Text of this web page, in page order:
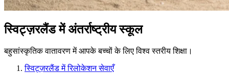
स्विट्ज़रलैंड में अंतर्राष्ट्रीय स्कूल
बहुसांस्कृतिक वातावरण में आपके बच्चों के लिए विश्व स्तरीय शिक्षा।
स्विट्ज़रलैंड में रिलोकेशन सेवाएँ